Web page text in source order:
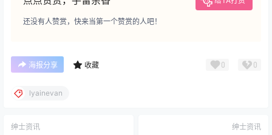
还没有人赞赏，快来当第一个赞赏的人吧！
海报分享 收藏 0 0
lyainevan
绅士资讯 绅士资讯